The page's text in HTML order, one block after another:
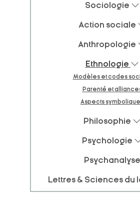
Sociologie
Action sociale
Anthropologie
Ethnologie
Modèles et codes
Parenté et
Aspects
Philosophie
Psychologie
Psychanalyse
Lettres & Sciences du